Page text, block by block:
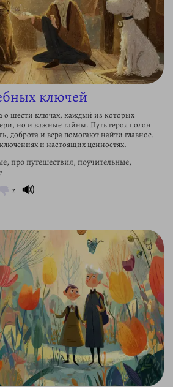
ключей
о шести ключах, каждый из которых
но и важные тайны. Путь героя полон
доброта и вера помогают найти главное.
и настоящих ценностях.
про путешествия, поучительные,
2 🔊